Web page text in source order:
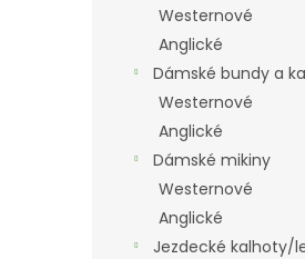
Westernové
Anglické
Dámské bundy a
Westernové
Anglické
Dámské mikiny
Westernové
Anglické
Jezdecké kalhoty/